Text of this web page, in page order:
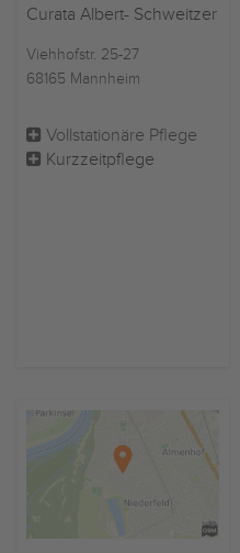
Curata Albert- Schweitzer
Viehhofstr. 25-27
68165 Mannheim
Vollstationäre Pflege
Kurzzeitpflege